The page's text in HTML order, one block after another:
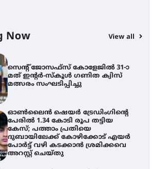
Now View all
വർഷത്തിലേക്ക്
സെന്റ് ജോസഫ്സ് കോളേജിൽ 31-ാ
മത് ഇന്റർ-സ്കൂൾ ഗണിത ക്വിസ്
മത്സരം സംഘടിപ്പിച്ചു
ഓൺലൈൻ ഷെയർ ട്രേഡിംഗിന്റെ
പേരിൽ 1.34 കോടി രൂപ തട്ടിയ
കേസ്; പത്താം പ്രതിയെ
ദുബായിലേക്ക് കോഴിക്കോട് എയർ
പോർട്ട് വഴി കടക്കാൻ ശ്രമിക്കവെ
അറസ്റ്റ് ചെയ്തു